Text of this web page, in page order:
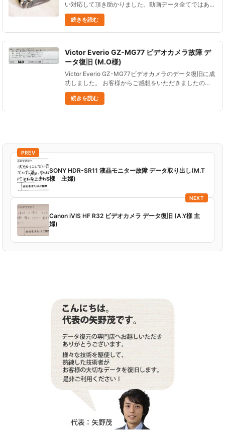
い対応して頂き助かりました。動画データ全てではあり
ませんでしたが、最も必要な部分の動画を復旧して頂
き、ありがとうございました。 Everio GZ-HD320-B デ
ータ......
続きを読む
Victor Everio GZ-MG77 ビデオカメラ故障 デ
ータ復旧 (M.O様)
Victor Everio GZ-MG77ビデオカメラのデータ復旧に成
功しました。 お客様からご感想をいただきましたの
で、ご紹介します。 最後に撮った孫の運動会、見るこ
とができて本当に嬉しいです。 産後で運動会に行けな
か......
続きを読む
PREV
SONY HDR-SR11 液晶モニター故障 データ取り出し(M.T
様 主婦)
NEXT
Canon iVIS HF R32 ビデオカメラ データ復旧 (A.Y様 主
婦)